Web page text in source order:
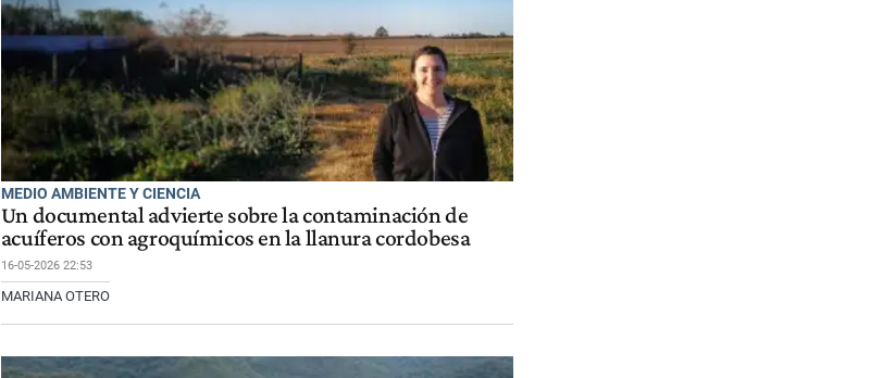
MEDIO AMBIENTE Y CIENCIA
Un documental advierte sobre la contaminación de
acuíferos con agroquímicos en la llanura cordobesa
16-05-2026 22:53
MARIANA OTERO